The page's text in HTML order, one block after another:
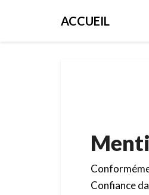
ACCUEIL
Confiance